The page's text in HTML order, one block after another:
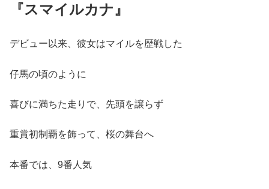
『スマイルカナ』
デビュー以来、彼女はマイルを歴戦した
仔馬の頃のように
喜びに満ちた走りで、先頭を譲らず
重賞初制覇を飾って、桜の舞台へ
本番では、9番人気